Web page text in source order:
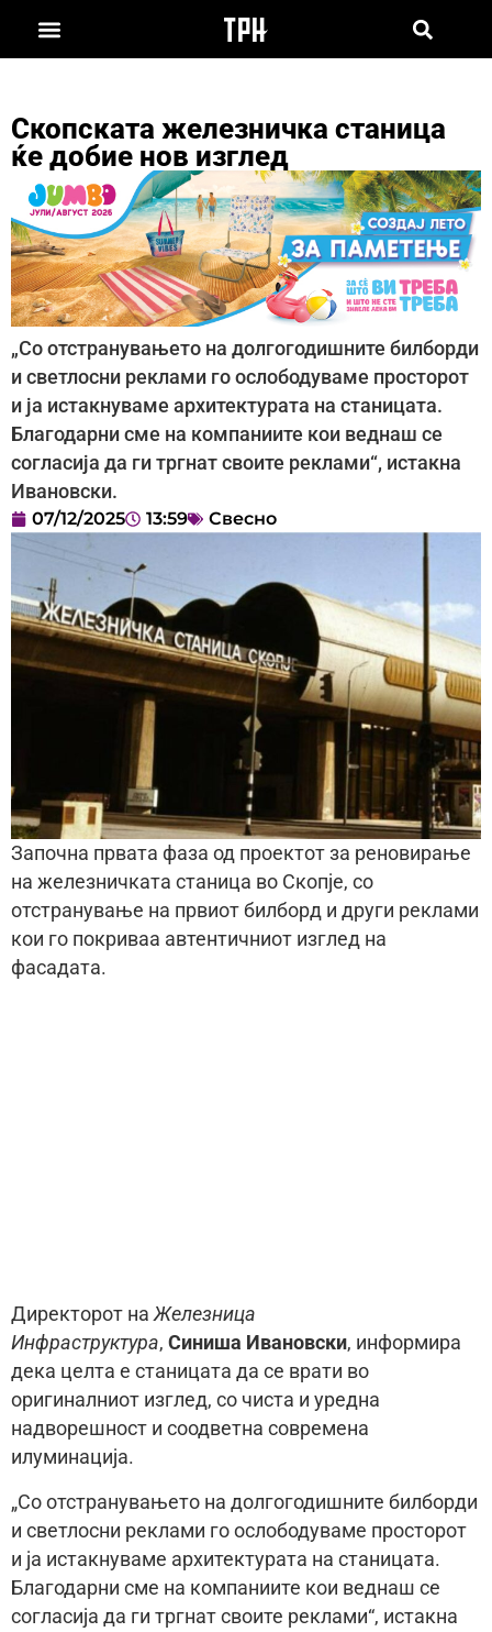
Скопската железничка станица
ќе добие нов изглед
„Со отстранувањето на долгогодишните билборди
и светлосни реклами го ослободуваме просторот
и ја истакнуваме архитектурата на станицата.
Благодарни сме на компаниите кои веднаш се
согласија да ги тргнат своите реклами“, истакна
Ивановски.
07/12/2025 13:59 Свесно
Започна првата фаза од проектот за реновирање
на железничката станица во Скопје, со
отстранување на првиот билборд и други реклами
кои го покриваа автентичниот изглед на
фасадата.
Директорот наЖелезница
Инфраструктура, Синиша Ивановски, информира
дека целта е станицата да се врати во
оригиналниот изглед, со чиста и уредна
надворешност и соодветна современа
илуминација.
„Со отстранувањето на долгогодишните билборди
и светлосни реклами го ослободуваме просторот
и ја истакнуваме архитектурата на станицата.
Благодарни сме на компаниите кои веднаш се
согласија да ги тргнат своите реклами“, истакна